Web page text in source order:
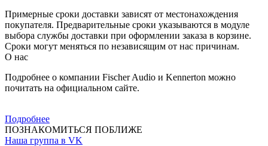
Примерные сроки доставки зависят от местонахождения
покупателя. Предварительные сроки указываются в модуле
выбора службы доставки при оформлении заказа в корзине.
Сроки могут меняться по независящим от нас причинам.
О нас
Подробнее о компании Fischer Audio и Kennerton можно
почитать на официальном сайте.
Подробнее
ПОЗНАКОМИТЬСЯ ПОБЛИЖЕ
Наша группа в VK